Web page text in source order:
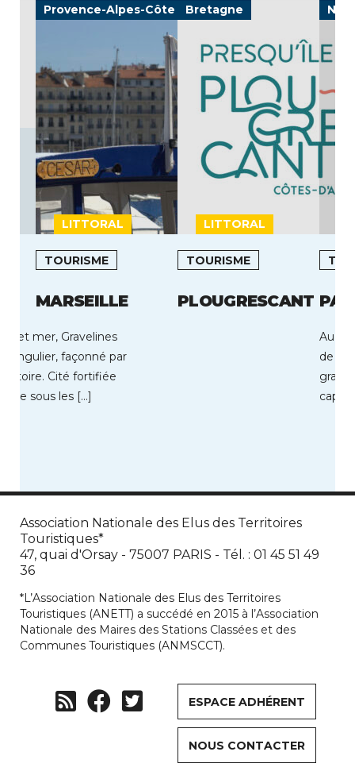
LITTORAL
et mer, Gravelines
singulier, façonné par
Cité fortifiée
sous les […]
Provence-Alpes-Côte d'Azur
LITTORAL
TOURISME
MARSEILLE
Bretagne
TOURISME
PLOUGRESCANT
Au
de
Association Nationale des Elus des Territoires
Touristiques*
47, quai d'Orsay - 75007 PARIS - Tél. : 01 45 51 49
36
*L’Association Nationale des Elus des Territoires
Touristiques (ANETT) a succédé en 2015 à l’Association
Nationale des Maires des Stations Classées et des
Communes Touristiques (ANMSCCT).
ESPACE ADHÉRENT
NOUS CONTACTER